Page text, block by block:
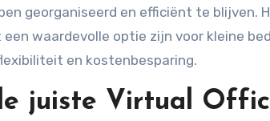
georganiseerd en efficiënt te blijven.
waardevolle optie zijn voor kleine
en kostenbesparing.
juiste Virtual